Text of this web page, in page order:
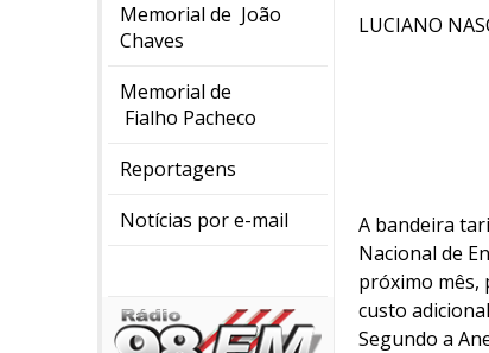
Memorial de João
Chaves
Memorial de
Fialho Pacheco
Reportagens
Notícias por e-mail
LUCIANO
A bandeira
Nacional de
próximo mês,
custo
Segundo a